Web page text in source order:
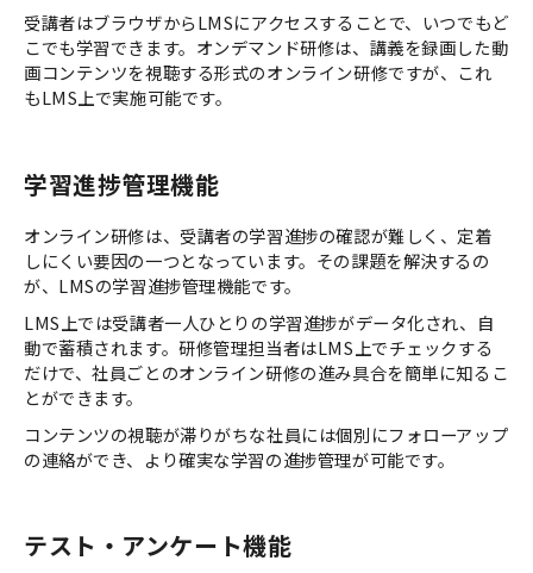
受講者はブラウザからLMSにアクセスすることで、いつでもど
こでも学習できます。オンデマンド研修は、講義を録画した動
画コンテンツを視聴する形式のオンライン研修ですが、これ
もLMS上で実施可能です。
学習進捗管理機能
オンライン研修は、受講者の学習進捗の確認が難しく、定着
しにくい要因の一つとなっています。その課題を解決するの
が、LMSの学習進捗管理機能です。
LMS上では受講者一人ひとりの学習進捗がデータ化され、自
動で蓄積されます。研修管理担当者はLMS上でチェックする
だけで、社員ごとのオンライン研修の進み具合を簡単に知るこ
とができます。
コンテンツの視聴が滞りがちな社員には個別にフォローアップ
の連絡ができ、より確実な学習の進捗管理が可能です。
テスト・アンケート機能